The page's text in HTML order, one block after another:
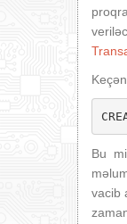
Bu
vacib